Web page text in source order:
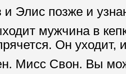
и Элис позже и
мужчина в
Он уходит,
Мисс Свон. Вы